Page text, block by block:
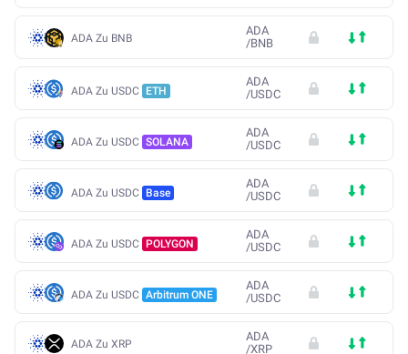
ADA Zu BNB
ADA
/BNB
ADA Zu USDC ETH
ADA
/USDC
ADA Zu USDC SOLANA
ADA
/USDC
ADA Zu USDC Base
ADA
/USDC
ADA Zu USDC POLYGON
ADA
/USDC
ADA Zu USDC Arbitrum ONE
ADA
/USDC
ADA Zu XRP
ADA
/XRP